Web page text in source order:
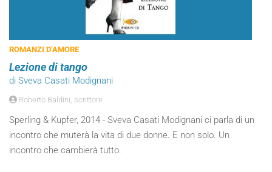
ROMANZI D’AMORE
Lezione di tango
di Sveva Casati Modignani
Roberto Baldini, scrittore
Sperling & Kupfer, 2014 - Sveva Casati Modignani ci parla di un
incontro che muterà la vita di due donne. E non solo. Un
incontro che cambierà tutto.